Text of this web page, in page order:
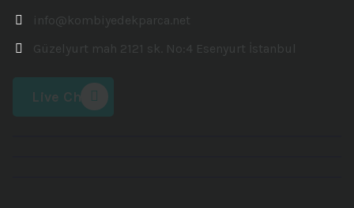
info@kombiyedekparca.net
Güzelyurt mah 2121 sk. No:4 Esenyurt İstanbul
Live Chat